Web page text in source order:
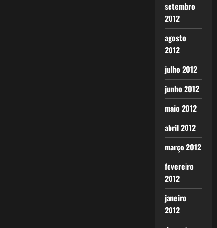
setembro
2012
agosto
2012
julho 2012
junho 2012
maio 2012
abril 2012
março 2012
fevereiro
2012
janeiro
2012